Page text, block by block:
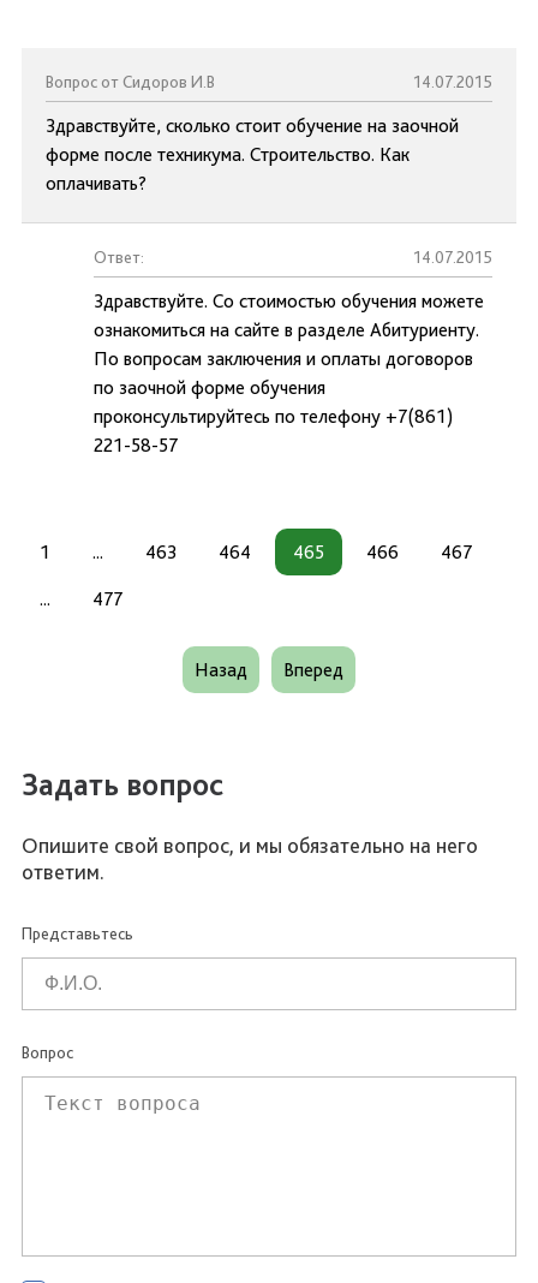
Вопрос от Сидоров И.В 14.07.2015
Здравствуйте, сколько стоит обучение на заочной
форме после техникума. Строительство. Как
оплачивать?
Ответ: 14.07.2015
Здравствуйте. Со стоимостью обучения можете
ознакомиться на сайте в разделе Абитуриенту.
По вопросам заключения и оплаты договоров
по заочной форме обучения
проконсультируйтесь по телефону +7(861)
221-58-57
1 ... 463 464 465 466 467
... 477
Назад Вперед
Задать вопрос
Опишите свой вопрос, и мы обязательно на него
ответим.
Представьтесь
Вопрос